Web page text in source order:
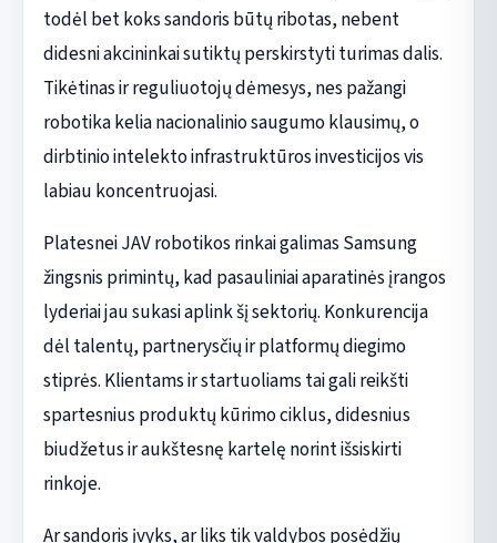
todėl bet koks sandoris būtų ribotas, nebent
didesni akcininkai sutiktų perskirstyti turimas dalis.
Tikėtinas ir reguliuotojų dėmesys, nes pažangi
robotika kelia nacionalinio saugumo klausimų, o
dirbtinio intelekto infrastruktūros investicijos vis
labiau koncentruojasi.
Platesnei JAV robotikos rinkai galimas Samsung
žingsnis primintų, kad pasauliniai aparatinės įrangos
lyderiai jau sukasi aplink šį sektorių. Konkurencija
dėl talentų, partnerysčių ir platformų diegimo
stiprės. Klientams ir startuoliams tai gali reikšti
spartesnius produktų kūrimo ciklus, didesnius
biudžetus ir aukštesnę kartelę norint išsiskirti
rinkoje.
Ar sandoris įvyks, ar liks tik valdybos posėdžių